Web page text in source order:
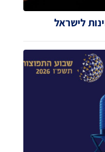
לישראל